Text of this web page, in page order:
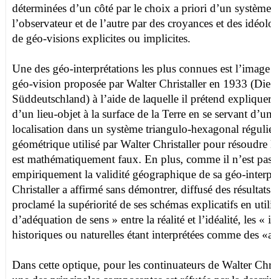
déterminées d’un côté par le choix a priori d’un
l’observateur et de l’autre par des croyances et des
de géo-visions explicites ou implicites.
Une des géo-interprétations les plus connues est
géo-vision proposée par Walter Christaller en 1933
Süddeutschland) à l’aide de laquelle il prétend
d’un lieu-objet à la surface de la Terre en se servant
localisation dans un système triangulo-hexagonal
géométrique utilisé par Walter Christaller pour
est mathématiquement faux. En plus, comme il n’est
empiriquement la validité géographique de sa géo-
Christaller a affirmé sans démontrer, diffusé des
proclamé la supériorité de ses schémas explicatifs en
d’adéquation de sens » entre la réalité et l’idéalité, les «
historiques ou naturelles étant interprétées comme des
Dans cette optique, pour les continuateurs de Walter